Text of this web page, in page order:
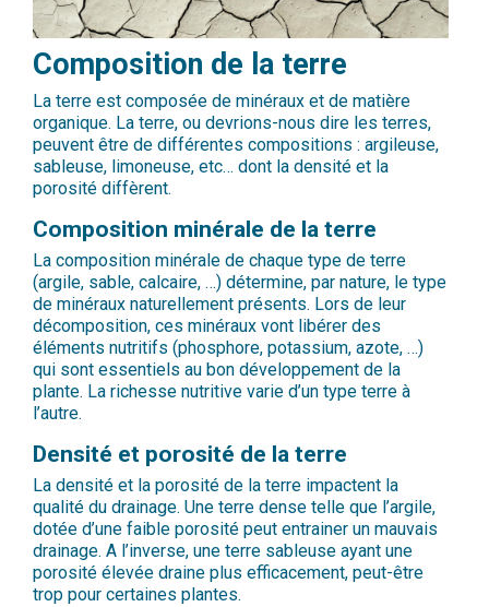
Composition de la terre
La terre est composée de minéraux et de matière
organique. La terre, ou devrions-nous dire les terres,
peuvent être de différentes compositions : argileuse,
sableuse, limoneuse, etc… dont la densité et la
porosité diffèrent.
Composition minérale de la terre
La composition minérale de chaque type de terre
(argile, sable, calcaire, …) détermine, par nature, le type
de minéraux naturellement présents. Lors de leur
décomposition, ces minéraux vont libérer des
éléments nutritifs (phosphore, potassium, azote, …)
qui sont essentiels au bon développement de la
plante. La richesse nutritive varie d’un type terre à
l’autre.
Densité et porosité de la terre
La densité et la porosité de la terre impactent la
qualité du drainage. Une terre dense telle que l’argile,
dotée d’une faible porosité peut entrainer un mauvais
drainage. A l’inverse, une terre sableuse ayant une
porosité élevée draine plus efficacement, peut-être
trop pour certaines plantes.